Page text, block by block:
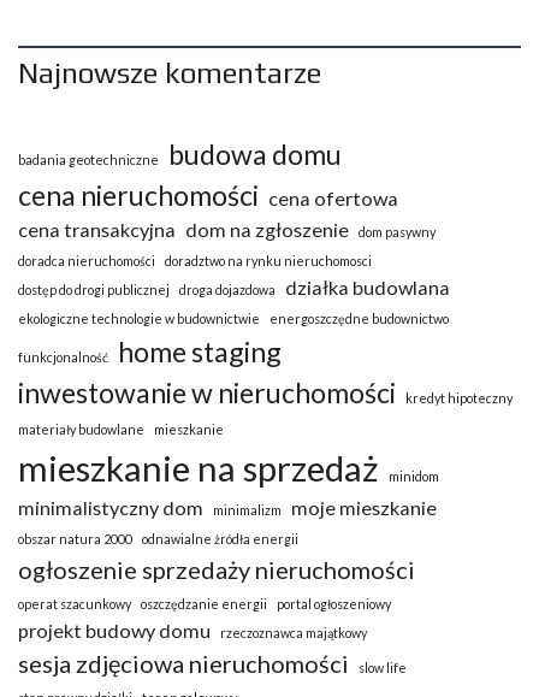
Najnowsze komentarze
badania geotechniczne
budowa domu
cena nieruchomości cena ofertowa
cena transakcyjna dom na zgłoszenie
dom pasywny
doradca nieruchomości
doradztwo na rynku nieruchomosci
dostęp do drogi publicznej
droga dojazdowa działka budowlana
ekologiczne technologie w budownictwie energoszczędne budownictwo
funkcjonalność
home staging
inwestowanie w nieruchomości
kredyt hipoteczny
materiały budowlane
mieszkanie
mieszkanie na sprzedaż minidom
minimalistyczny dom minimalizm moje mieszkanie
obszar natura 2000 odnawialne żródła energii
ogłoszenie sprzedaży nieruchomości
operat szacunkowy oszczędzanie energii portal ogłoszeniowy
projekt budowy domu rzeczoznawca majątkowy
sesja zdjęciowa nieruchomości
slow life